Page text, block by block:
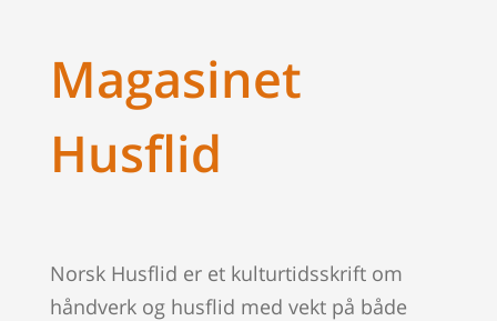
Magasinet
Husflid
Norsk Husflid er et kulturtidsskrift om
håndverk og husflid med vekt på både